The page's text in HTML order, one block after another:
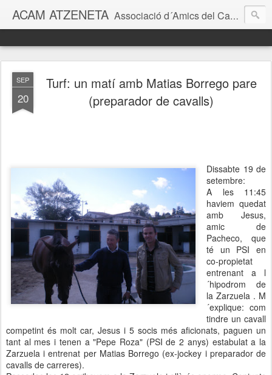
ACAM ATZENETA Associació d´Amics del Cavall Atzeneta del Maestrat
SEP
20
Turf: un matí amb Matias Borrego pare
(preparador de cavalls)
Dissabte 19 de
setembre:
A les 11:45
haviem quedat
amb Jesus,
amic de
Pacheco, que
té un PSI en
co-propietat
entrenant a l
´hipodrom de
la Zarzuela . M
´explique: com
tindre un cavall
competint és molt car, Jesus i 5 socis més aficionats, paguen un
tant al mes i tenen a "Pepe Roza" (PSI de 2 anys) estabulat a la
Zarzuela i entrenat per Matias Borrego (ex-jockey i preparador de
cavalls de carreres).